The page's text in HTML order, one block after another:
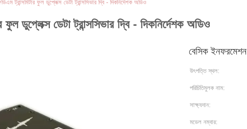
ট্রান্সমিটার ফুল ডুপ্লেক্স ডেটা ট্রান্সসিভার দ্বি - দিকনির্দেশক অডিও
ফুল ডুপ্লেক্স ডেটা ট্রান্সসিভার দ্বি - দিকনির্দেশক অডিও
বেসিক ইনফরমেশন
উৎপত্তি স্থল:
পরিচিতিমুলক নাম:
সাক্ষ্যদান:
মডেল নম্বার: